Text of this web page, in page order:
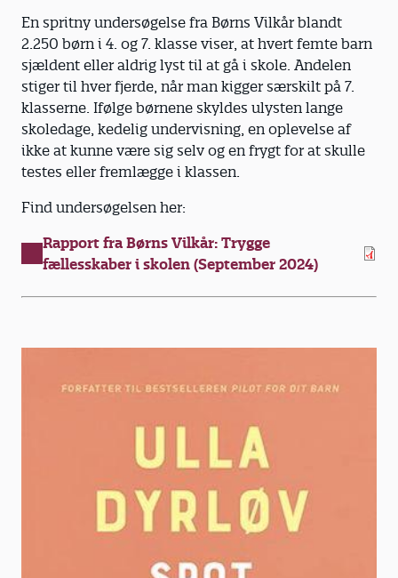
En spritny undersøgelse fra Børns Vilkår blandt
2.250 børn i 4. og 7. klasse viser, at hvert femte barn
sjældent eller aldrig lyst til at gå i skole. Andelen
stiger til hver fjerde, når man kigger særskilt på 7.
klasserne. Ifølge børnene skyldes ulysten lange
skoledage, kedelig undervisning, en oplevelse af
ikke at kunne være sig selv og en frygt for at skulle
testes eller fremlægge i klassen.
Find undersøgelsen her:
Rapport fra Børns Vilkår: Trygge
fællesskaber i skolen (September 2024)